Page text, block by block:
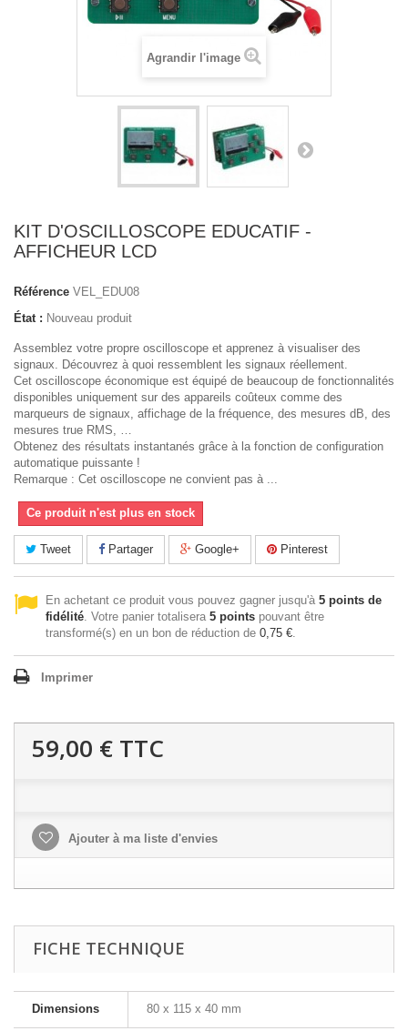
Agrandir l'image
KIT D'OSCILLOSCOPE EDUCATIF -
AFFICHEUR LCD
Référence VEL_EDU08
État : Nouveau produit
Assemblez votre propre oscilloscope et apprenez à visualiser des
signaux. Découvrez à quoi ressemblent les signaux réellement.
Cet oscilloscope économique est équipé de beaucoup de fonctionnalités
disponibles uniquement sur des appareils coûteux comme des
marqueurs de signaux, affichage de la fréquence, des mesures dB, des
mesures true RMS, …
Obtenez des résultats instantanés grâce à la fonction de configuration
automatique puissante !
Remarque : Cet oscilloscope ne convient pas à ...
Ce produit n'est plus en stock
Tweet Partager Google+ Pinterest
En achetant ce produit vous pouvez gagner jusqu'à 5 points de
fidélité. Votre panier totalisera 5 points pouvant être
transformé(s) en un bon de réduction de 0,75 €.
Imprimer
59,00 € TTC
Ajouter à ma liste d'envies
FICHE TECHNIQUE
Dimensions 80 x 115 x 40 mm